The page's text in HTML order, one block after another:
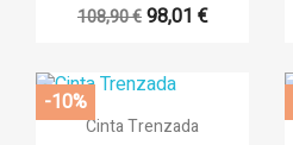
108,90 €98,01 €
 Vista rápida
Cinta Trenzada
-10%